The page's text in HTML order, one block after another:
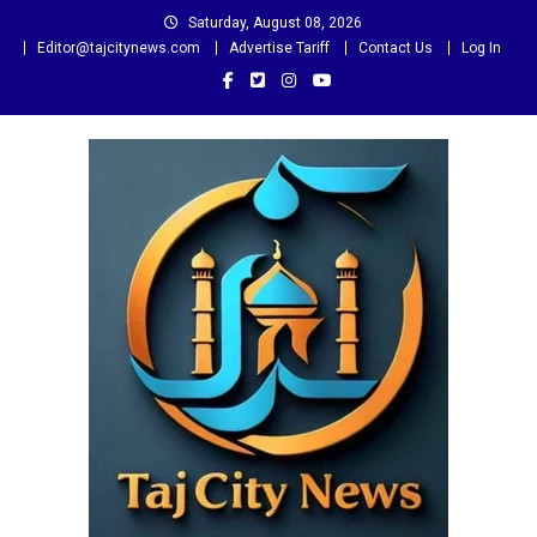
Saturday, August 08, 2026
Editor@tajcitynews.com
Advertise Tariff Contact Us Log In